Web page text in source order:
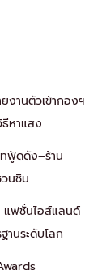
งานตัวเข้ากองฯ
หาแสง
ฟู้ดดัง–ร้าน
นชิม
แฟชั่นไอส์แลนด์
นระดับโลก